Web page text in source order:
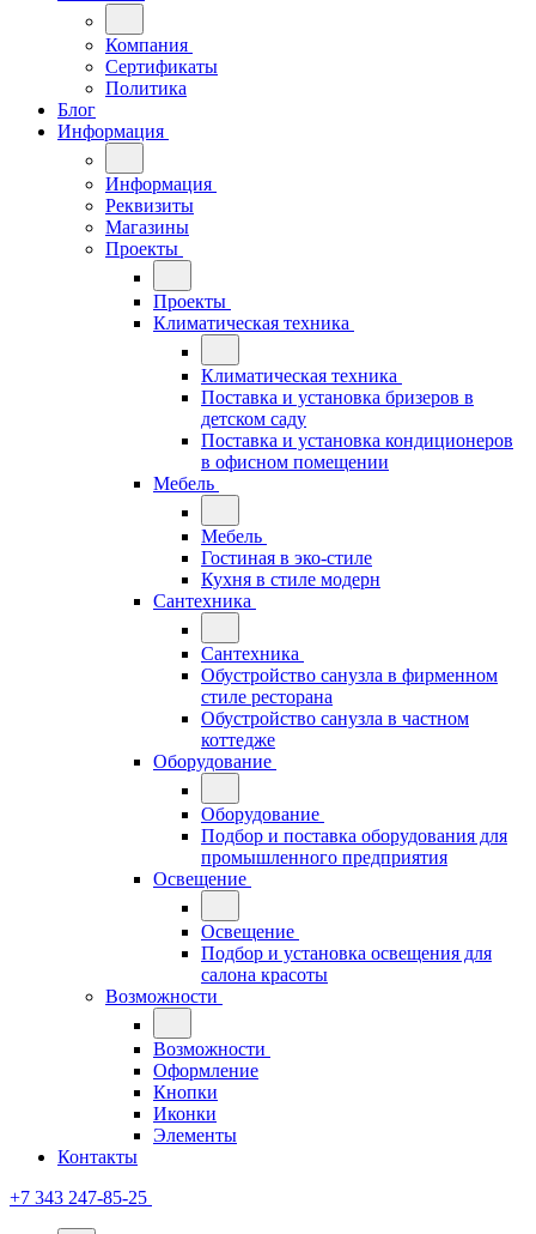
Компания
Сертификаты
Политика
Блог
Информация
Информация
Реквизиты
Магазины
Проекты
Проекты
Климатическая техника
Климатическая техника
Поставка и установка бризеров в
детском саду
Поставка и установка кондиционеров
в офисном помещении
Мебель
Мебель
Гостиная в эко-стиле
Кухня в стиле модерн
Сантехника
Сантехника
Обустройство санузла в фирменном
стиле ресторана
Обустройство санузла в частном
коттедже
Оборудование
Оборудование
Подбор и поставка оборудования для
промышленного предприятия
Освещение
Освещение
Подбор и установка освещения для
салона красоты
Возможности
Возможности
Оформление
Кнопки
Иконки
Элементы
Контакты
+7 343 247-85-25